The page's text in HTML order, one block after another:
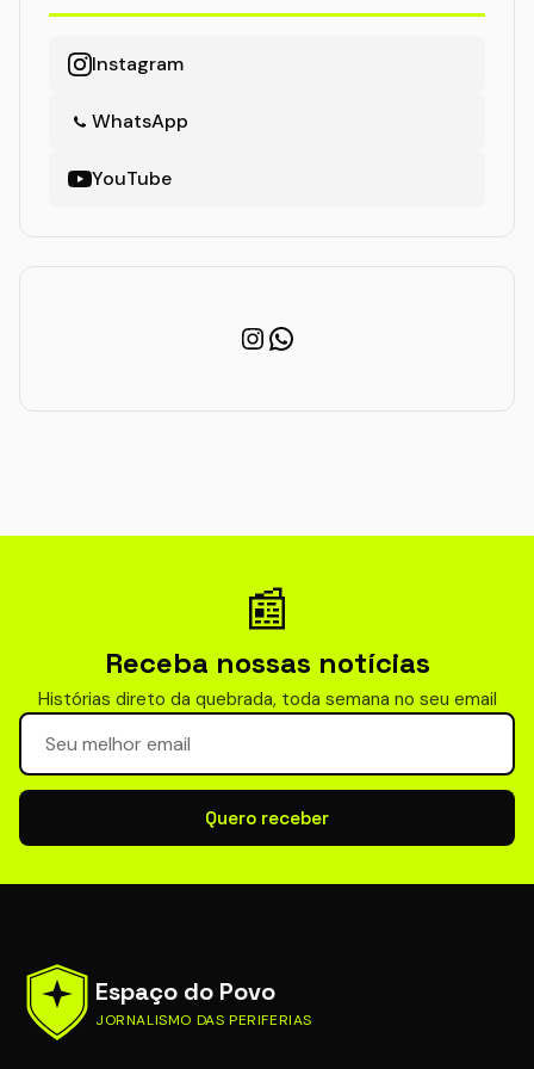
Instagram
WhatsApp
YouTube
Instagram
WhatsApp
📰
Receba nossas notícias
Histórias direto da quebrada, toda semana no seu email
Seu email para newsletter
Quero receber
Espaço do Povo
JORNALISMO DAS PERIFERIAS